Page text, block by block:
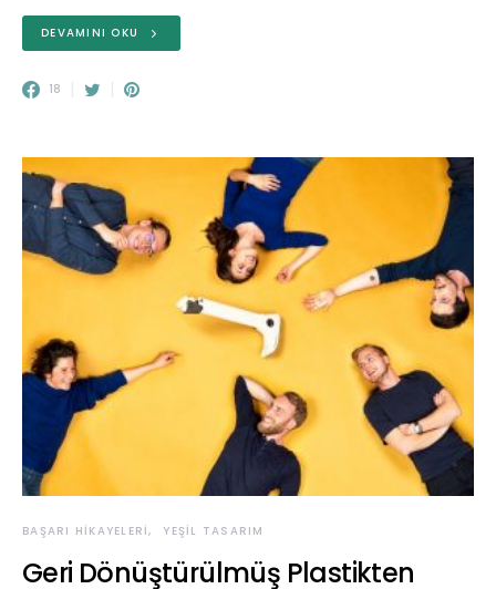
DEVAMINI OKU
18
BAŞARI HIKAYELERI YEŞIL TASARIM
Geri Dönüştürülmüş Plastikten